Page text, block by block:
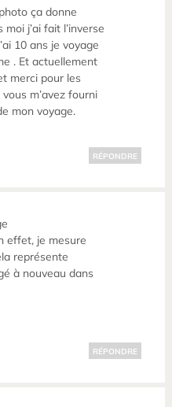
ça donne
j’ai fait l’inverse
10 ans je voyage
. Et actuellement
merci pour les
m’avez fourni
mon voyage.
RÉPONDRE
effet, je mesure
représente
à nouveau dans
RÉPONDRE